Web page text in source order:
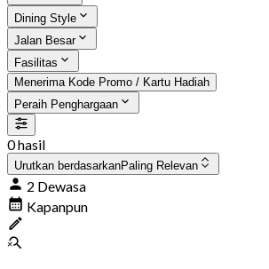
Dining Style
Jalan Besar
Fasilitas
Menerima Kode Promo / Kartu Hadiah
Peraih Penghargaan
0 hasil
Urutkan berdasarkanPaling Relevan
2 Dewasa
Kapanpun